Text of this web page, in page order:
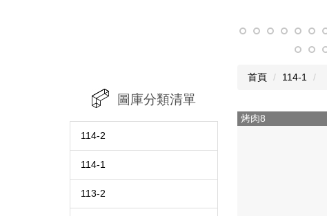
圖庫分類清單
114-2
114-1
113-2
首頁 114-1
烤肉8